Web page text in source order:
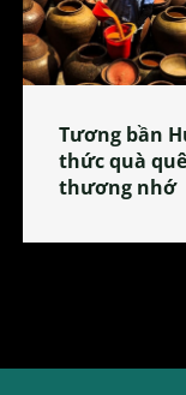
Tương bần
thức quà
thương nhớ